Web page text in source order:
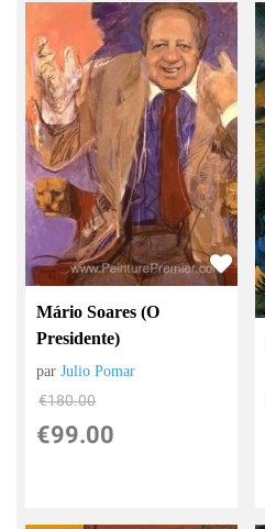
Mário Soares (O
Presidente)
parJulio Pomar
€180.00
€99.00